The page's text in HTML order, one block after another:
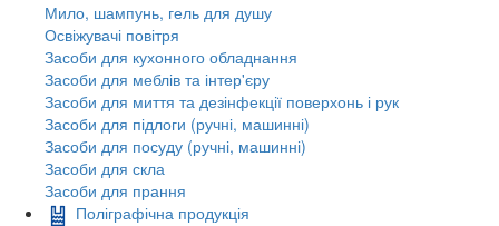
Мило, шампунь, гель для душу
Освіжувачі повітря
Засоби для кухонного обладнання
Засоби для меблів та інтер'єру
Засоби для миття та дезінфекції поверхонь і рук
Засоби для підлоги (ручні, машинні)
Засоби для посуду (ручні, машинні)
Засоби для скла
Засоби для прання
Поліграфічна продукція